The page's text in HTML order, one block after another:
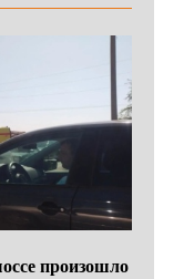
произошло